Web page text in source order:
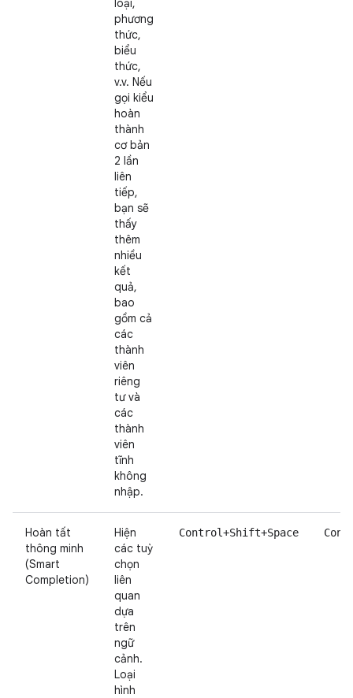
loại,
phương
thức,
biểu
thức,
v.v. Nếu
gọi kiểu
hoàn
thành
cơ bản
2 lần
liên
tiếp,
bạn sẽ
thấy
thêm
nhiều
kết
quả,
bao
gồm cả
các
thành
viên
riêng
tư và
các
thành
viên
tĩnh
không
nhập.
Hoàn tất
thông minh
(Smart
Completion)
Hiện
các tuỳ
chọn
liên
quan
dựa
trên
ngữ
cảnh.
Loại
hình
Control+Shift+Space